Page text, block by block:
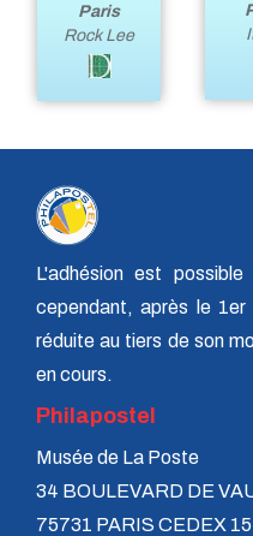
Paris
Rock Lee
L'adhésion est
cependant, après le
réduite au tiers de son
en cours.
Philapostel
Musée de La Poste
34 BOULEVARD DE
75731 PARIS CEDEX 15